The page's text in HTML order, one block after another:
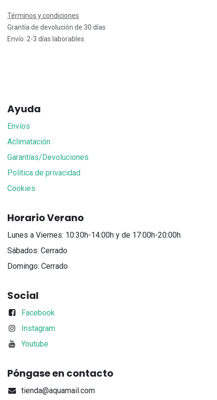
Términos y condiciones
Grantía de devolución de 30 días
Envío: 2-3 días laborables
Ayuda
Envíos
Aclimatación
Garantías/Devoluciones
Política de privacidad
Cookies
Horario Verano
Lunes a Viernes: 10:30h-14:00h y de 17:00h-20:00h
Sábados: Cerrado
Domingo: Cerrado
Social
Facebook
Instagram
Youtube
Póngase en contacto
tienda@aquamail.com